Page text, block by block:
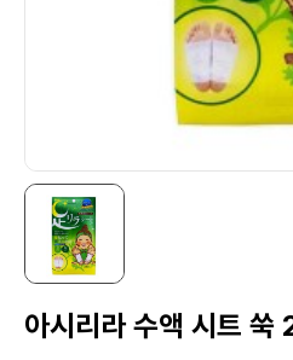
아시리라 수액 시트 쑥